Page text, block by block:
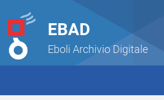
EBAD
Eboli Archivio Digitale